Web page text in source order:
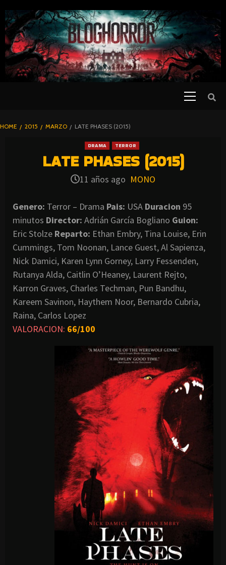
TO
CONTENT
BLOGHORROR
HOME 2015 MARZO LATE PHASES (2015)
DRAMA TERROR
LATE PHASES (2015)
11 años ago MONO
Genero: Terror – Drama Pais: USA Duracion 95
minutos Director: Adrián García Bogliano Guion:
Eric Stolze Reparto: Ethan Embry, Tina Louise, Erin
Cummings, Tom Noonan, Lance Guest, Al Sapienza,
Nick Damici, Karen Lynn Gorney, Larry Fessenden,
Rutanya Alda, Caitlin O’Heaney, Laurent Rejto,
Karron Graves, Charles Techman, Pun Bandhu,
Kareem Savinon, Haythem Noor, Bernardo Cubria,
Raina, Carlos Lopez
VALORACION: 66/100